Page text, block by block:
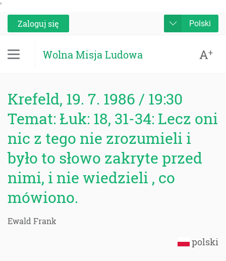
'
Zaloguj się
Polski
Wolna Misja Ludowa A+
Krefeld, 19. 7. 1986 / 19:30
Temat: Łuk: 18, 31-34: Lecz oni
nic z tego nie zrozumieli i
było to słowo zakryte przed
nimi, i nie wiedzieli , co
mówiono.
Ewald Frank
polski